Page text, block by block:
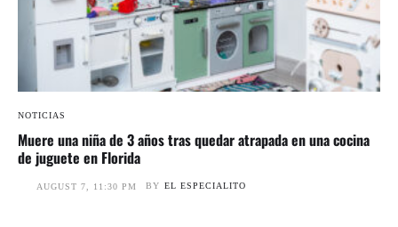
NOTICIAS
Muere una niña de 3 años tras quedar atrapada en una cocina
de juguete en Florida
AUGUST 7, 11:30 PM BY EL ESPECIALITO